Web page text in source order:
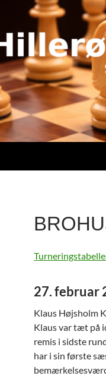
27. februar
Klaus Højsholm
Klaus var tæt på
remis i sidste
har i sin første